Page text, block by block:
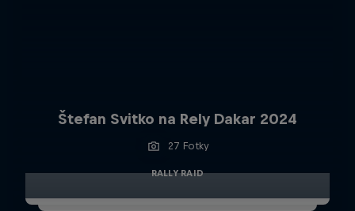
Štefan Svitko na Rely Dakar 2024
27 Fotky
RALLY RAID